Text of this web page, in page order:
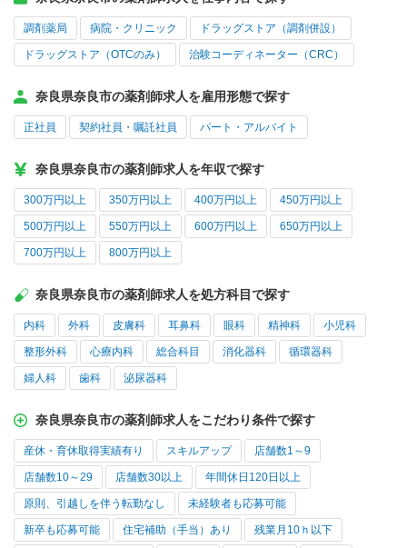
調剤薬局 病院・クリニック ドラッグストア（調剤併設）
ドラッグストア（OTCのみ） 治験コーディネーター（CRC）
奈良県奈良市の薬剤師求人を雇用形態で探す
正社員 契約社員・嘱託社員 パート・アルバイト
奈良県奈良市の薬剤師求人を年収で探す
300万円以上 350万円以上 400万円以上 450万円以上
500万円以上 550万円以上 600万円以上 650万円以上
700万円以上 800万円以上
奈良県奈良市の薬剤師求人を処方科目で探す
内科 外科 皮膚科 耳鼻科 眼科 精神科 小児科
整形外科 心療内科 総合科目 消化器科 循環器科
婦人科 歯科 泌尿器科
奈良県奈良市の薬剤師求人をこだわり条件で探す
産休・育休取得実績有り スキルアップ 店舗数1～9
店舗数10～29 店舗数30以上 年間休日120日以上
原則、引越しを伴う転勤なし 未経験者も応募可能
新卒も応募可能 住宅補助（手当）あり 残業月10ｈ以下